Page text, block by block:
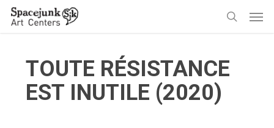
Skip
TOUTE RÉSISTANCE
EST INUTILE (2020)